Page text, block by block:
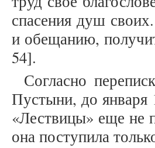
спасения душ
и обещанию,
54].
Согласно
Пустыни, до января
«Лествицы» еще не
она поступила